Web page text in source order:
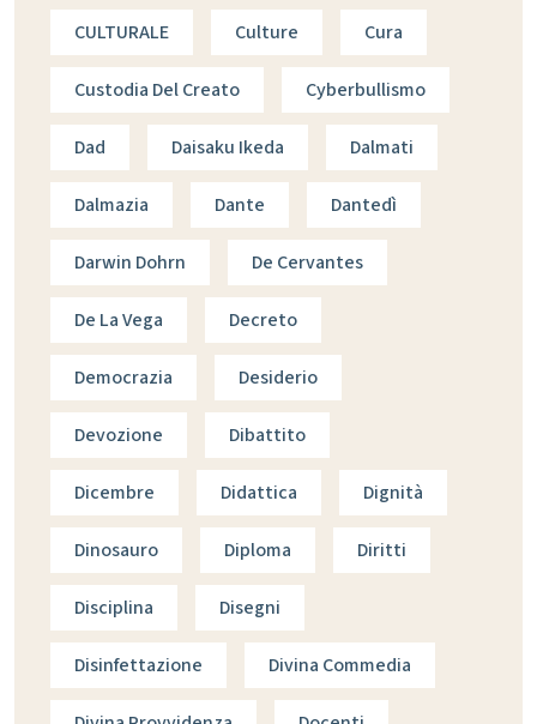
CULTURALE Culture Cura
Custodia Del Creato Cyberbullismo
Dad Daisaku Ikeda Dalmati
Dalmazia Dante Dantedì
Darwin Dohrn De Cervantes
De La Vega Decreto
Democrazia Desiderio
Devozione Dibattito
Dicembre Didattica Dignità
Dinosauro Diploma Diritti
Disciplina Disegni
Disinfettazione Divina Commedia